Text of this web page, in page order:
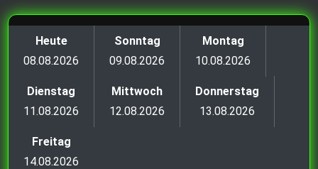
Heute
08.08.2026
Sonntag
09.08.2026
Montag
10.08.2026
Dienstag
11.08.2026
Mittwoch
12.08.2026
Donnerstag
13.08.2026
Freitag
14.08.2026